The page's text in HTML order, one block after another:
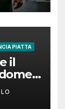
PIATTA
il